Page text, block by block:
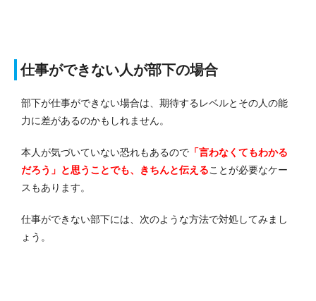
仕事ができない人が部下の場合
部下が仕事ができない場合は、期待するレベルとその人の能
力に差があるのかもしれません。
本人が気づいていない恐れもあるので 「言わなくてもわかる
だろう」と思うことでも、きちんと伝えることが必要なケー
スもあります。
仕事ができない部下には、次のような方法で対処してみまし
ょう。